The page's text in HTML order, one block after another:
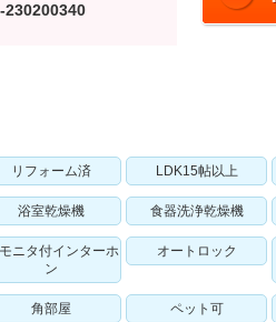
230200340
リフォーム済 LDK15帖以上
浴室乾燥機 食器洗浄乾燥機
ニタ付インターホ
ン
オートロック
角部屋 ペット可